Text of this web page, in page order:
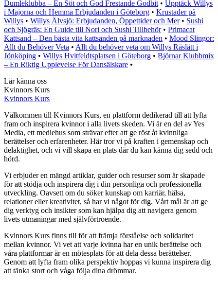
Dumleklubba – En Söt och God Frestande Godbit • Upptäck Willys
i Majorna och Hemma Erbjudanden i Göteborg • Krustader på
Willys • Willys Älvsjö: Erbjudanden, Öppettider och Mer• Sushi
och Sjögräs: En Guide till Nori och Sushi Tillbehör• Primacat
Kattsand – Den bästa vita kattsanden på marknaden • Mood Slingor:
Allt du Behöver Veta • Allt du behöver veta om Willys Råslätt i
Jönköping • Willys Hvitfeldtsplatsen i Göteborg • Björnar Klubbmix
– En Riktig Upplevelse För Dansälskare •
Lär känna oss
Kvinnors Kurs
Kvinnors Kurs
Välkommen till Kvinnors Kurs, en plattform dedikerad till att lyfta
fram och inspirera kvinnor i alla livets skeden. Vi är en del av Yes
Media, ett mediehus som strävar efter att ge röst åt kvinnliga
berättelser och erfarenheter. Här tror vi på kraften i gemenskap och
delaktighet, och vi vill skapa en plats där du kan känna dig sedd och
hörd.
Vi erbjuder en mängd artiklar, guider och resurser som är skapade
för att stödja och inspirera dig i din personliga och professionella
utveckling. Oavsett om du söker kunskap om karriär, hälsa,
relationer eller kreativitet, så har vi något för dig. Vårt mål är att ge
dig verktyg och insikter som kan hjälpa dig att navigera genom
livets utmaningar med självförtroende.
Kvinnors Kurs finns till för att främja förståelse och solidaritet
mellan kvinnor. Vi vet att varje kvinna har en unik berättelse och
våra plattformar är en mötesplats för att dela dessa berättelser.
Genom att lyfta fram olika perspektiv hoppas vi kunna inspirera dig
att tänka stort och våga följa dina drömmar.